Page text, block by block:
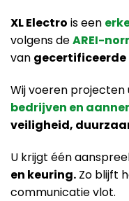
XL Electro is een
volgens deAREI-
van
Wij voeren projecten
bedrijven en
veiligheid,
U krijgt één
en keuring. Zo blijft
communicatie vlot.